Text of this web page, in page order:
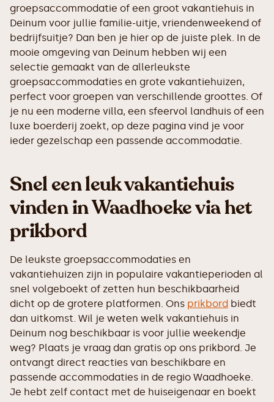
groepsaccommodatie of een groot vakantiehuis in
Deinum voor jullie familie-uitje, vriendenweekend of
bedrijfsuitje? Dan ben je hier op de juiste plek. In de
mooie omgeving van Deinum hebben wij een
selectie gemaakt van de allerleukste
groepsaccommodaties en grote vakantiehuizen,
perfect voor groepen van verschillende groottes. Of
je nu een moderne villa, een sfeervol landhuis of een
luxe boerderij zoekt, op deze pagina vind je voor
ieder gezelschap een passende accommodatie.
Snel een leuk vakantiehuis
vinden in Waadhoeke via het
prikbord
De leukste groepsaccommodaties en
vakantiehuizen zijn in populaire vakantieperioden al
snel volgeboekt of zetten hun beschikbaarheid
dicht op de grotere platformen. Ons prikbord biedt
dan uitkomst. Wil je weten welk vakantiehuis in
Deinum nog beschikbaar is voor jullie weekendje
weg? Plaats je vraag dan gratis op ons prikbord. Je
ontvangt direct reacties van beschikbare en
passende accommodaties in de regio Waadhoeke.
Je hebt zelf contact met de huiseigenaar en boekt